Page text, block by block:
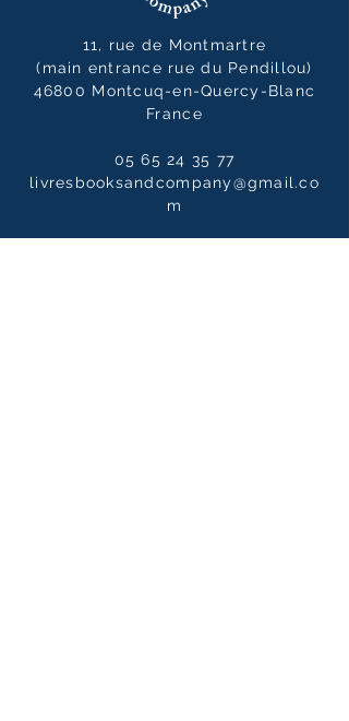
11, rue de Montmartre
(main entrance rue du Pendillou)
46800 Montcuq-en-Quercy-Blanc
France
05 65 24 35 77
livresbooksandcompany@gmail.co
m